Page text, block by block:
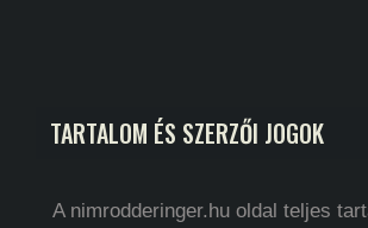
TARTALOM ÉS SZERZŐI JOGOK
A nimrodderinger.hu oldal teljes